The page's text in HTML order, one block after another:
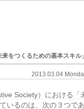
をつくるための基本スキル
2013.03.04
Society）における「
いるのは、次の３つで